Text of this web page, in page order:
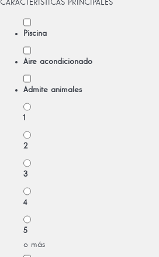
CARACTERÍSTICAS PRINCIPALES
Piscina
Aire acondicionado
Admite animales
1
2
3
4
5
o más